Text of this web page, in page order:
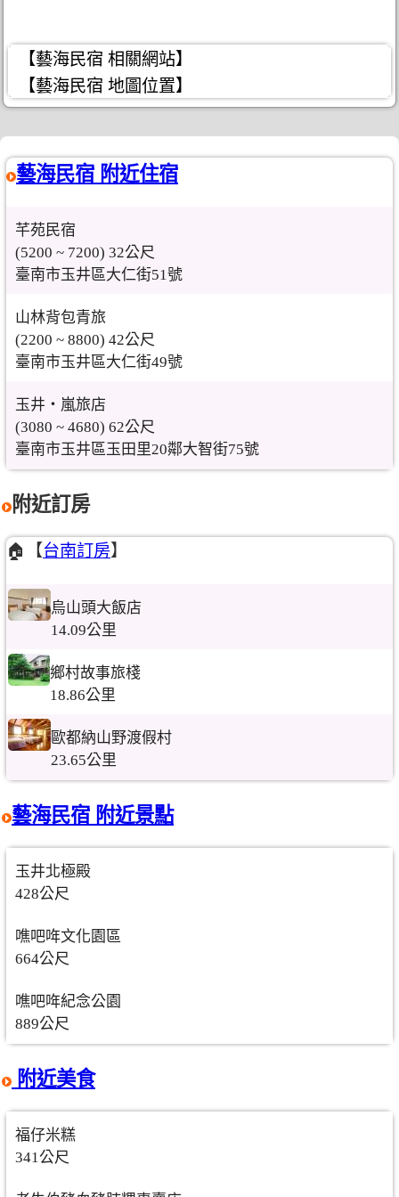
【藝海民宿 相關網站】
【藝海民宿 地圖位置】
藝海民宿 附近住宿
芊苑民宿
(5200 ~ 7200) 32公尺
臺南市玉井區大仁街51號
山林背包青旅
(2200 ~ 8800) 42公尺
臺南市玉井區大仁街49號
玉井‧嵐旅店
(3080 ~ 4680) 62公尺
臺南市玉井區玉田里20鄰大智街75號
附近訂房
🏠【台南訂房】
烏山頭大飯店
14.09公里
鄉村故事旅棧
18.86公里
歐都納山野渡假村
23.65公里
藝海民宿 附近景點
玉井北極殿
428公尺
噍吧哖文化園區
664公尺
噍吧哖紀念公園
889公尺
附近美食
福仔米糕
341公尺